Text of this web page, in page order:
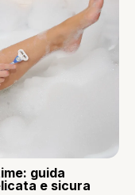
guida
e sicura